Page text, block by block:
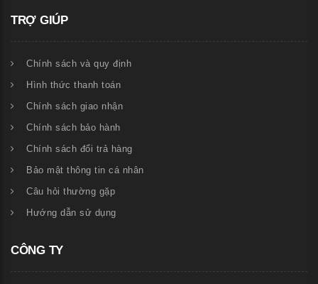
TRỢ GIÚP
Chính sách và quy định
Hình thức thanh toán
Chính sách giao nhận
Chính sách bảo hành
Chính sách đổi trả hàng
Bảo mật thông tin cá nhân
Câu hỏi thường gặp
Hướng dẫn sử dụng
CÔNG TY